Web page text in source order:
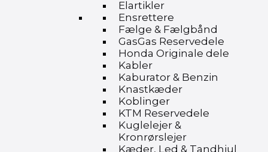
Elartikler
Ensrettere
Fælge & Fælgbånd
GasGas Reservedele
Honda Originale dele
Kabler
Kaburator & Benzin
Knastkæder
Koblinger
KTM Reservedele
Kuglelejer &
Kronrørslejer
Kæder, Led & Tandhjul